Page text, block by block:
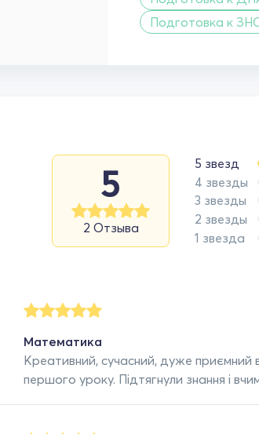
Подготовка к
5
2 Отзыва
5 звезд
4 звезды
3 звезды
2 звезды
1 звезда
Математика
Креативний, сучасний, дуже приємний
першого уроку. Підтягнули знання і